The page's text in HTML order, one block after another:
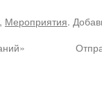
, Мероприятия.